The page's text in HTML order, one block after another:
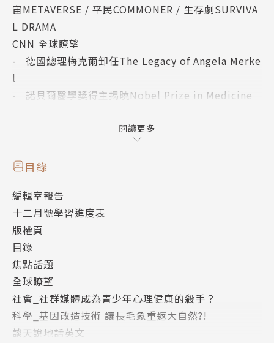
宙METAVERSE / 平民COMMONER / 生存劇SURVIVA
L DRAMA
CNN 全球瞭望
- 德國總理梅克爾卸任The Legacy of Angela Merke
l
- 諾貝爾醫學獎得主揭曉Nobel Prize in Medicine
- 西班牙拉帕爾馬島火山爆發La Palma Volcano Eru
社群媒體成為青少年心理健康的殺手？Big-Tech Whis
er Mental Health Issues
基因改造技術讓長毛象重返大自然？！A Mammoth U
ndertaking：Scientists Are Working on Resurrec
ting the Lost Beast of the Ice Age
談天說地話英文：美劇演員常掛在嘴上的12組詞句
NASA太空梭在航太史上所扮演的角色與成就NASA’s
Greatest Endeavor：Looking Back at the History
and Importance of the Space Shuttle Missions
外太空拍電影 俄國劇組締造歷史Shooting in the St
閱讀更多
目錄
編輯室報告
十二月號學習進度表
版權頁
目錄
焦點話題
全球瞭望
社會_社群媒體成為青少年心理健康的殺手？
科學_基因改造技術 讓長毛象重返大自然?!
談天說地話英文